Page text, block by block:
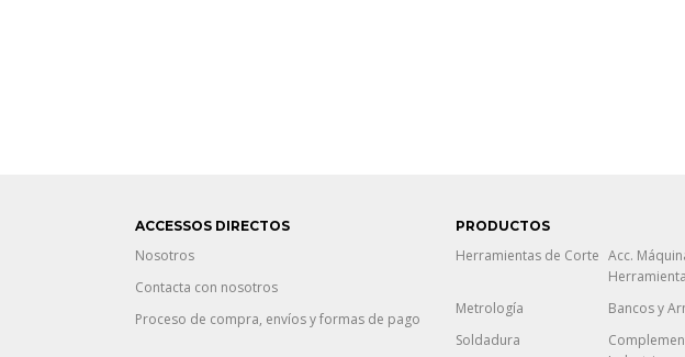
ACCESSOS DIRECTOS
Nosotros
Contacta con nosotros
Proceso de compra, envíos y formas de pago
PRODUCTOS
Herramientas de Corte Acc.
Herramienta
Metrología Bancos y
Soldadura